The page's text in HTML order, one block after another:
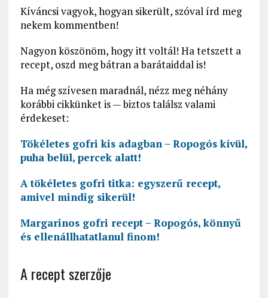
Kíváncsi vagyok, hogyan sikerült, szóval írd meg
nekem kommentben!
Nagyon köszönöm, hogy itt voltál! Ha tetszett a
recept, oszd meg bátran a barátaiddal is!
Ha még szívesen maradnál, nézz meg néhány
korábbi cikkünket is — biztos találsz valami
érdekeset:
Tökéletes gofri kis adagban – Ropogós kívül,
puha belül, percek alatt!
A tökéletes gofri titka: egyszerű recept,
amivel mindig sikerül!
Margarinos gofri recept – Ropogós, könnyű
és ellenállhatatlanul finom!
A recept szerzője